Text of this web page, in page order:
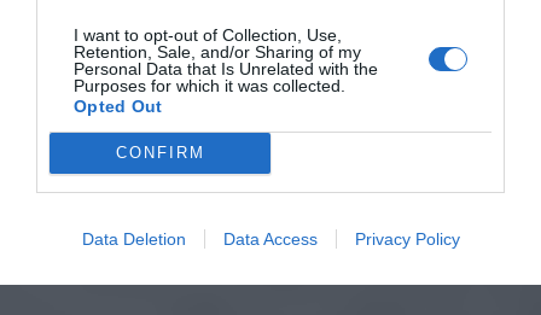
I want to opt-out of Collection, Use,
Retention, Sale, and/or Sharing of my
Personal Data that Is Unrelated with the
Purposes for which it was collected.
Opted Out
CONFIRM
Data Deletion Data Access Privacy Policy